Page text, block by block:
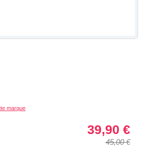
marque
45,00 €
39,90 €